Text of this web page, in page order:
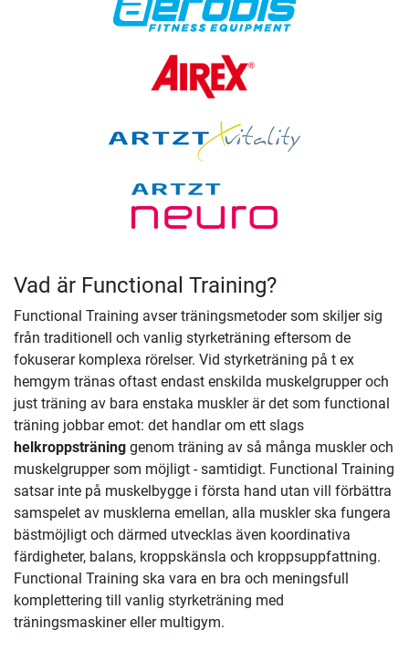
Vad är Functional Training?
Functional Training avser träningsmetoder som skiljer sig
från traditionell och vanlig styrketräning eftersom de
fokuserar komplexa rörelser. Vid styrketräning på t ex
hemgym tränas oftast endast enskilda muskelgrupper och
just träning av bara enstaka muskler är det som functional
träning jobbar emot: det handlar om ett slags
helkroppsträning genom träning av så många muskler och
muskelgrupper som möjligt - samtidigt. Functional Training
satsar inte på muskelbygge i första hand utan vill förbättra
samspelet av musklerna emellan, alla muskler ska fungera
bästmöjligt och därmed utvecklas även koordinativa
färdigheter, balans, kroppskänsla och kroppsuppfattning.
Functional Training ska vara en bra och meningsfull
komplettering till vanlig styrketräning med
träningsmaskiner eller multigym.